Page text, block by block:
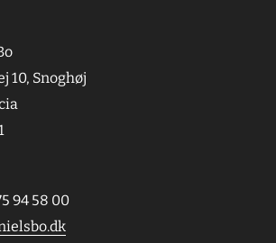
10, Snoghøj
94 58 00